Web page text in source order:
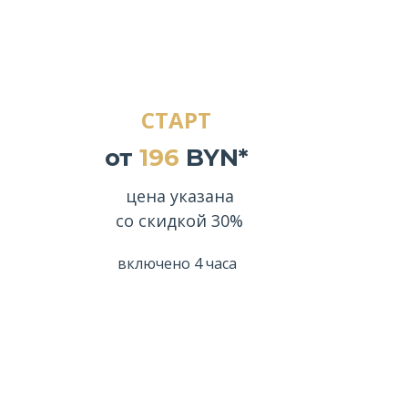
включено 4 часа
цена указана
со скидкой 30%
от 196 BYN*
СТАРТ